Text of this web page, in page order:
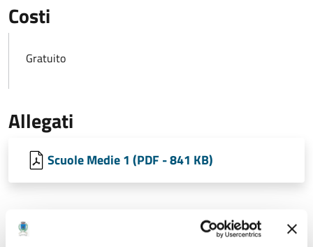
Costi
Gratuito
Allegati
Scuole Medie 1 (PDF - 841 KB)
Ultimo aggiornamento: 13/06/2023 09:50